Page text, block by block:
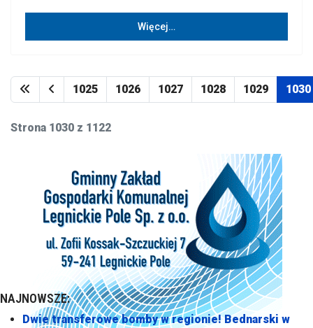
Więcej…
1025 1026 1027 1028 1029 1030
Strona 1030 z 1122
NAJNOWSZE:
Dwie transferowe bomby w regionie! Bednarski w